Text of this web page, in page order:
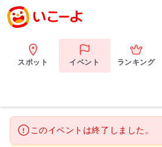
スポット イベント ランキング
このイベントは終了しました。